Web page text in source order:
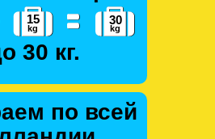
30 кг.
по всей